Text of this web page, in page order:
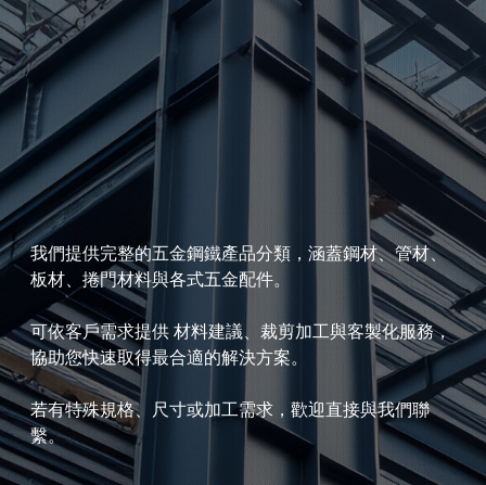
我們提供完整的五金鋼鐵產品分類，涵蓋鋼材、管材、
板材、捲門材料與各式五金配件。
可依客戶需求提供 材料建議、裁剪加工與客製化服務，
協助您快速取得最合適的解決方案。
若有特殊規格、尺寸或加工需求，歡迎直接與我們聯
繫。